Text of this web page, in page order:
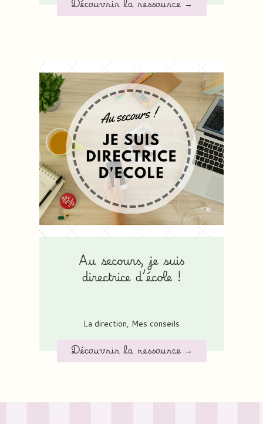
Découvrir la ressource →
Au secours, je suis
directrice d’école !
La direction, Mes conseils
Découvrir la ressource →